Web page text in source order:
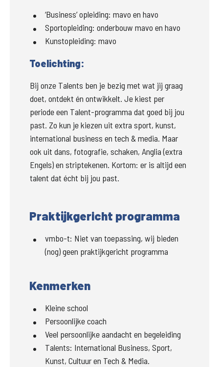
‘Business’ opleiding: mavo en havo
Sportopleiding: onderbouw mavo en havo
Kunstopleiding: mavo
Toelichting:
Bij onze Talents ben je bezig met wat jij graag
doet, ontdekt én ontwikkelt. Je kiest per
periode een Talent-programma dat goed bij jou
past. Zo kun je kiezen uit extra sport, kunst,
international business en tech & media. Maar
ook uit dans, fotografie, schaken, Anglia (extra
Engels) en striptekenen. Kortom: er is altijd een
talent dat écht bij jou past.
Praktijkgericht programma
vmbo-t: Niet van toepassing, wij bieden
(nog) geen praktijkgericht programma
Kenmerken
Kleine school
Persoonlijke coach
Veel persoonlijke aandacht en begeleiding
Talents: International Business, Sport,
Kunst, Cultuur en Tech & Media.